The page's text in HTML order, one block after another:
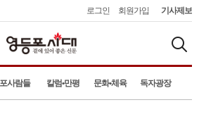
로그인 회원가입 기사제보
사람들 칼럼•만평 문화•체육 독자광장